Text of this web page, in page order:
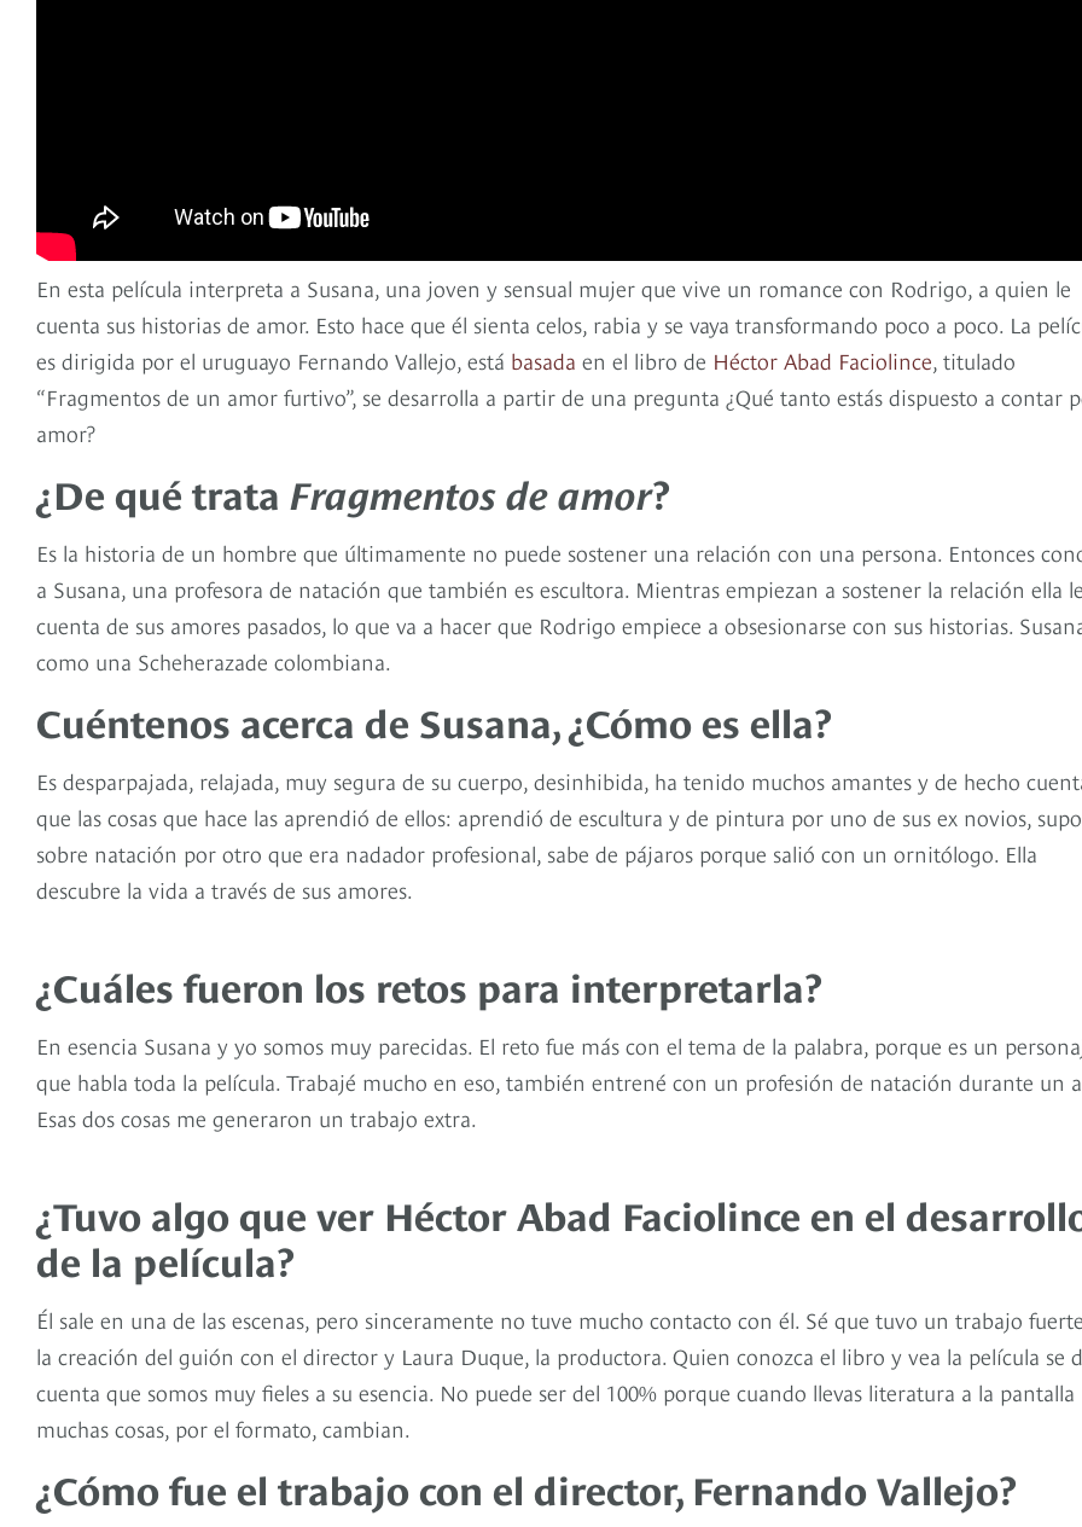
En esta película interpreta a Susana, una joven y sensual mujer que vive un romance con Rodrigo, a quien le
cuenta sus historias de amor. Esto hace que él sienta celos, rabia y se vaya transformando poco a poco. La
es dirigida por el uruguayo Fernando Vallejo, está basada en el libro de Héctor Abad Faciolince, titulado
“Fragmentos de un amor furtivo”, se desarrolla a partir de una pregunta ¿Qué tanto estás dispuesto a contar
amor?
¿De qué trata Fragmentos de amor?
Es la historia de un hombre que últimamente no puede sostener una relación con una persona. Entonces
a Susana, una profesora de natación que también es escultora. Mientras empiezan a sostener la relación ella le
cuenta de sus amores pasados, lo que va a hacer que Rodrigo empiece a obsesionarse con sus historias.
como una Scheherazade colombiana.
Cuéntenos acerca de Susana, ¿Cómo es ella?
Es desparpajada, relajada, muy segura de su cuerpo, desinhibida, ha tenido muchos amantes y de hecho
que las cosas que hace las aprendió de ellos: aprendió de escultura y de pintura por uno de sus ex novios, supo
sobre natación por otro que era nadador profesional, sabe de pájaros porque salió con un ornitólogo. Ella
descubre la vida a través de sus amores.
¿Cuáles fueron los retos para interpretarla?
En esencia Susana y yo somos muy parecidas. El reto fue más con el tema de la palabra, porque es un
que habla toda la película. Trabajé mucho en eso, también entrené con un profesión de natación durante un
Esas dos cosas me generaron un trabajo extra.
¿Tuvo algo que ver Héctor Abad Faciolince en el
de la película?
Él sale en una de las escenas, pero sinceramente no tuve mucho contacto con él. Sé que tuvo un trabajo
la creación del guión con el director y Laura Duque, la productora. Quien conozca el libro y vea la película se
cuenta que somos muy fieles a su esencia. No puede ser del 100% porque cuando llevas literatura a la pantalla
muchas cosas, por el formato, cambian.
¿Cómo fue el trabajo con el director, Fernando Vallejo?